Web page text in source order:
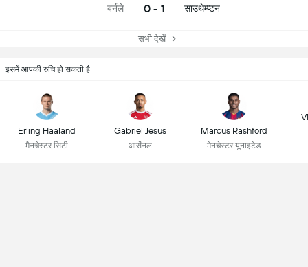
बर्नले 0 - 1 साउथेम्प्टन
सभी देखें
इसमें आपकी रुचि हो सकती है
Erling Haaland
मैनचेस्टर सिटी
Gabriel Jesus
आर्सेनल
Marcus Rashford
मेनचेस्टर यूनाइटेड